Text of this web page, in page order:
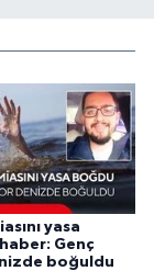
yasa
Genç
boğuldu